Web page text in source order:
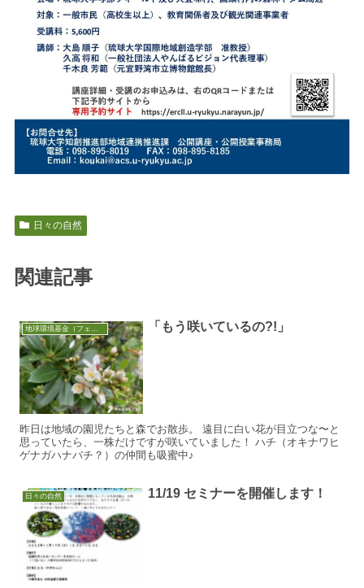
日々の自然
関連記事
地球環境基金（フェノロジー調査） 「もう咲いているの?!」
昨日は地域の園児たちと森でお散歩。 遠目に白い花が目立つな〜と
思っていたら、一株だけですが咲いていました！ ハチ（オキナワヒ
ゲナガハナバチ？）の仲間も吸蜜中♪
日々の自然 11/19 セミナーを開催します！